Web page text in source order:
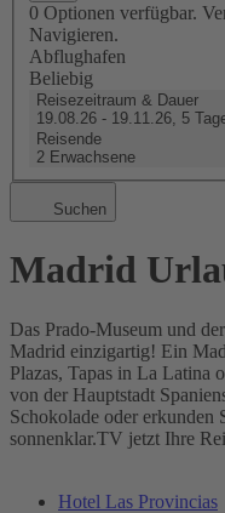
0 Optionen verfügbar.
Navigieren.
Abflughafen
Beliebig
Reisezeitraum & Dauer
19.08.26 - 19.11.26, 5
Reisende
2 Erwachsene
Suchen
Madrid
Das Prado-Museum und
Madrid einzigartig! Ein
Plazas, Tapas in La Latina
von der Hauptstadt
Schokolade oder erkunden
sonnenklar.TV jetzt Ihre
Hotel Las Provincias